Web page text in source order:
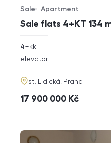
Sale flats 4+KT 134
Offer type
Sale
Property type
Apartment
rozměry
4+kk
funkce
elevator
adresa
st. Lidická, Praha
cena
17 900 000 Kč